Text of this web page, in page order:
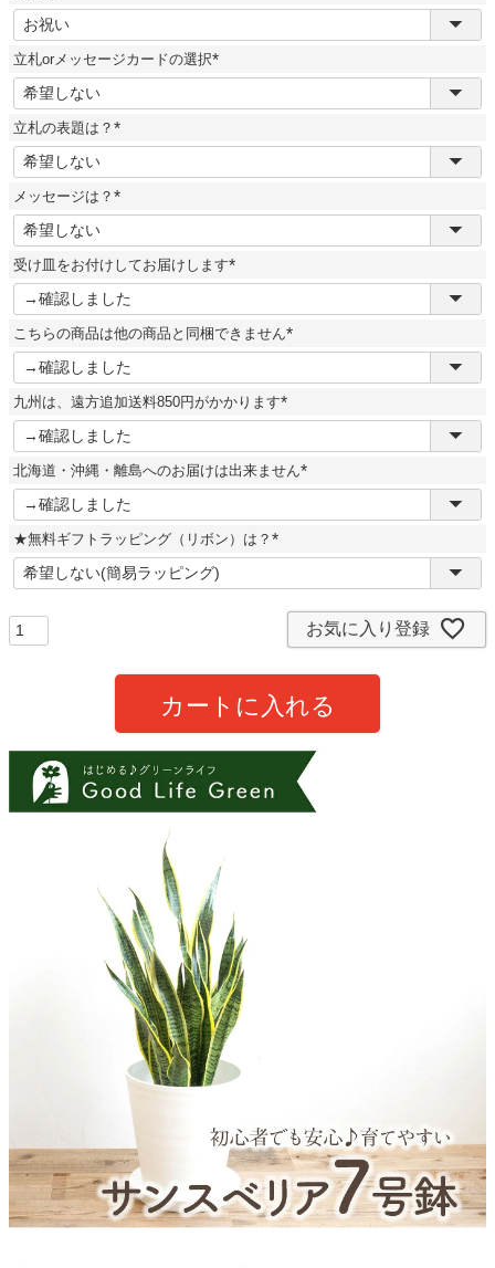
(
必
須
)
立札orメッセージカードの選択
(
須
立札の表題は？
(
須
)
メッセージは？
(
須
)
受け皿をお付けしてお届けします
(
須
)
こちらの商品は他の商品と同梱できません
(
須
九州は、遠方追加送料850円がかかります
(
須
)
北海道・沖縄・離島へのお届けは出来ません
(
須
★無料ギフトラッピング（リボン）は？
(
須
お気に入り登録
カートに入れる